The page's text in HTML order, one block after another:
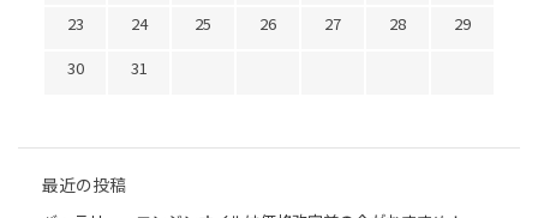
23
24 25 26 27 28
29
30
31
最近の投稿